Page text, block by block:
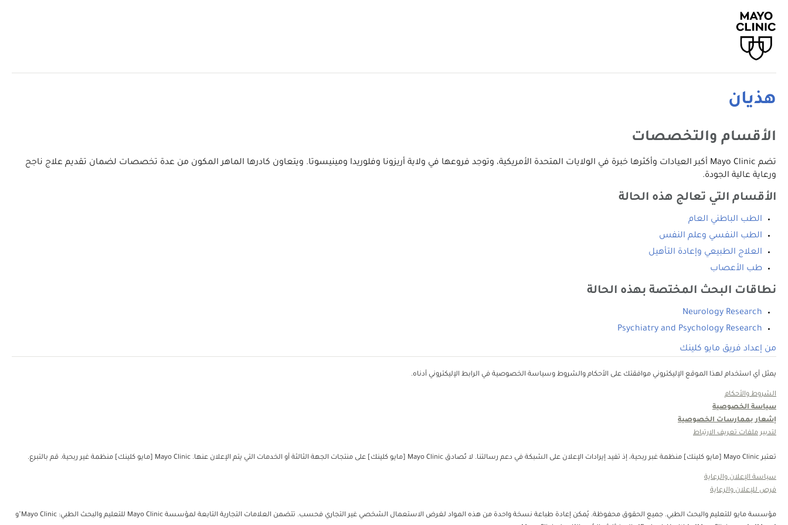
هذيان
الأقسام والتخصصات
تضم Mayo Clinic أكبر العيادات وأكثرها خبرة في الولايات المتحدة الأمريكية، وتوجد فروعها في ولاية أريزونا وفلوريدا ومينيسوتا. ويتعاون كادرها الماهر المكون من عدة تخصصات لضمان تقديم علاج ناجح
ورعاية عالية الجودة.
الأقسام التي تعالج هذه الحالة
الطب الباطني العام
الطب النفسي وعلم النفس
العلاج الطبيعي وإعادة التأهيل
طب الأعصاب
نطاقات البحث المختصة بهذه الحالة
Neurology Research
Psychiatry and Psychology Research
من إعداد فريق مايو كلينك
يمثل أي استخدام لهذا الموقع الإليكتروني موافقتك على الأحكام والشروط وسياسة الخصوصية في الرابط الإليكتروني أدناه.
الشروط والأحكام
سياسة الخصوصية
إشعار بممارسات الخصوصية
لتدبير ملفات تعريف الارتباط
تعتبر Mayo Clinic [مايو كلينك] منظمة غبر ربحية، إذ تفيد إيرادات الإعلان على الشبكة في دعم رسالتنا. لا تُصادق Mayo Clinic [مايو كلينك] على منتجات الجهة الثالثة أو الخدمات التي يتم الإعلان عنها. Mayo Clinic [مايو كلينك] منظمة غير ربحية. قم بالتبرع.
سياسة الإعلان والرعاية
فرص للإعلان والرعاية
مؤسسة مايو للتعليم والبحث الطبي. جميع الحقوق محفوظة. يُمكن إعادة طباعة نسخة واحدة من هذه المواد لغرض الاستعمال الشخصي غير التجاري فحسب. تتضمن العلامات التجارية التابعة لمؤسسة Mayo Clinic للتعليم والبحث الطبي: Mayo Clinic"و